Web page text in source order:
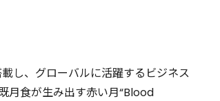
し、グローバルに活躍するビジネス
月食が生み出す赤い月“Blood